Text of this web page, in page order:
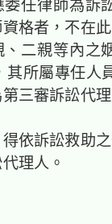
任律師為訴
格者，不在
二親等內之
其所屬專任人
三審訴訟代
依訴訟救助
理人。